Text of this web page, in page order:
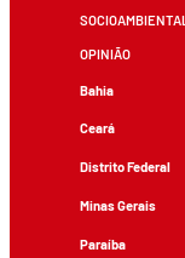
OPINIÃO
Bahia
Ceará
Distrito Federal
Minas Gerais
Paraíba